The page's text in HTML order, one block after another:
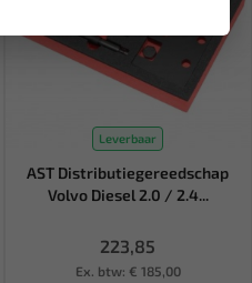
Leverbaar
AST Distributiegereedschap
Volvo Diesel 2.0 / 2.4...
223,85
Ex. btw: € 185,00